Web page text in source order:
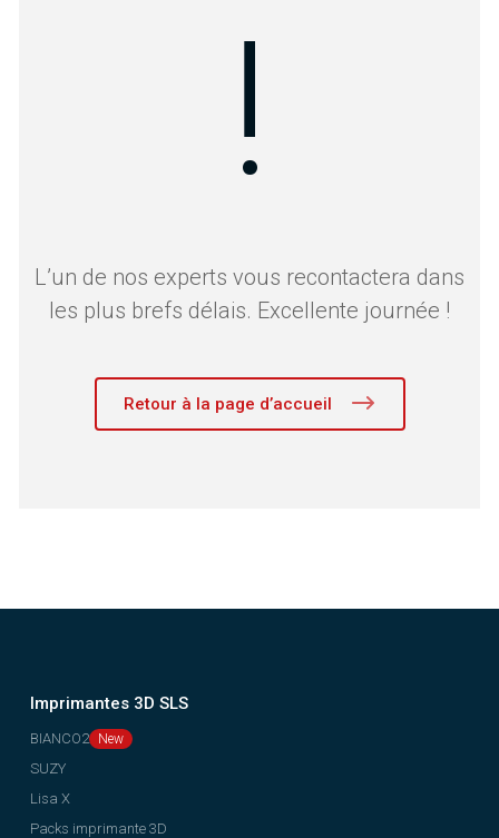
!
L’un de nos experts vous recontactera dans
les plus brefs délais. Excellente journée !
Retour à la page d’accueil
Imprimantes 3D SLS
BIANCO2
SUZY
Lisa X
Packs imprimante 3D